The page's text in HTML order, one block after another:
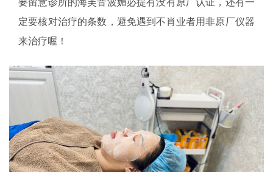
定要核对治疗的条数，避免遇到不肖业者用非原厂仪器
来治疗喔！